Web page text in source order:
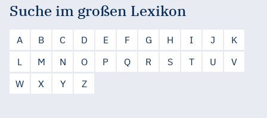
Suche im großen Lexikon
A B C D E F G H I J
K
L
M N O P Q R S T U
V
W
X Y Z